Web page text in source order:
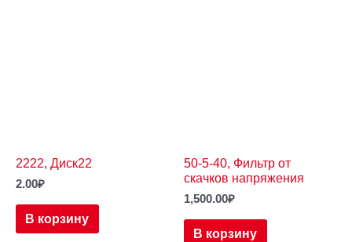
2222, Диск22
2.00₽
В корзину
50-5-40, Фильтр от
скачков напряжения
1,500.00₽
В корзину